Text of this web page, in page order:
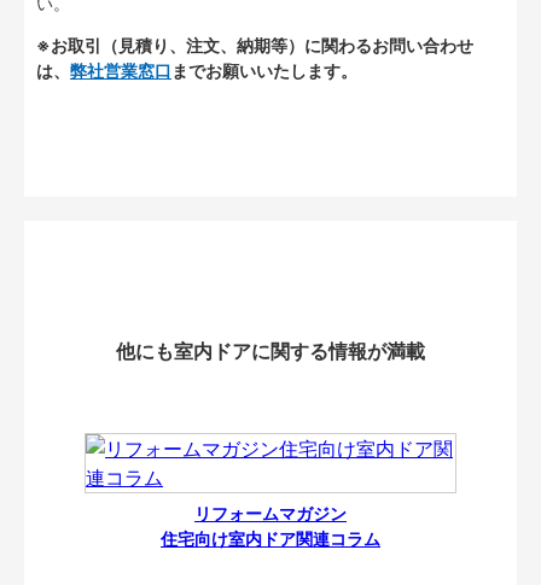
※お取引（見積り、注文、納期等）に関わるお問い合わせ
は、 弊社営業窓口 までお願いいたします。
他にも室内ドアに関する情報が満載
リフォームマガジン
住宅向け室内ドア関連コラム